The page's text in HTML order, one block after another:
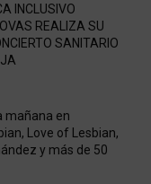
INCLUSIVO
REALIZA SU
SANITARIO
mañana en
Love of Lesbian,
y más de 50